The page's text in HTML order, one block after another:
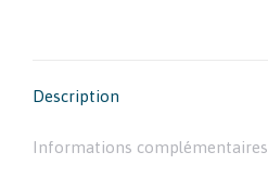
Description
Informations complémentaires